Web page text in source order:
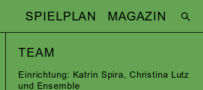
SPIELPLAN MAGAZIN
TEAM
Einrichtung: Katrin Spira, Christina Lutz
und Ensemble